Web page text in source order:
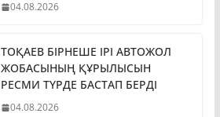
04.08.2026
ТОҚАЕВ БІРНЕШЕ ІРІ АВТОЖОЛ
ЖОБАСЫНЫҢ ҚҰРЫЛЫСЫН
РЕСМИ ТҮРДЕ БАСТАП БЕРДІ
04.08.2026